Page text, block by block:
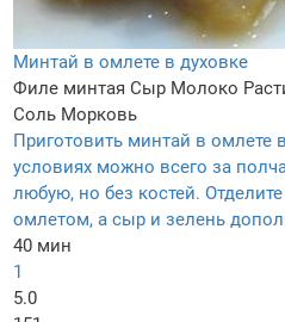
Минтай в омлете в духовке
Филе минтая Сыр Молоко
Соль Морковь
Приготовить минтай в омлете
условиях можно всего за
любую, но без костей.
омлетом, а сыр и зелень
40 мин
1
5.0